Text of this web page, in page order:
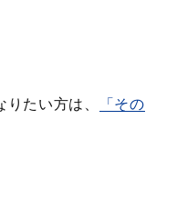
りたい方は、
「その